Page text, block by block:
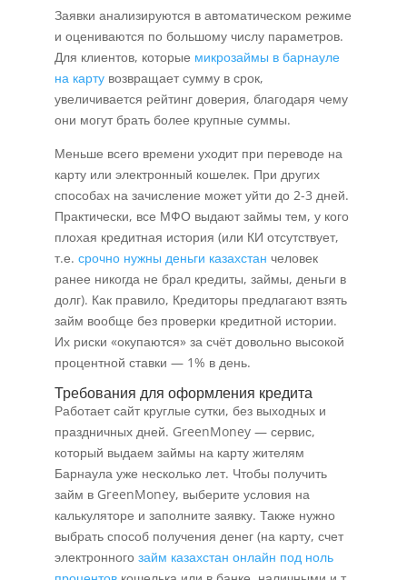
Заявки анализируются в автоматическом режиме
и оцениваются по большому числу параметров.
Для клиентов, которые микрозаймы в барнауле
на картувозвращает сумму в срок,
увеличивается рейтинг доверия, благодаря чему
они могут брать более крупные суммы.
Меньше всего времени уходит при переводе на
карту или электронный кошелек. При других
способах на зачисление может уйти до 2-3 дней.
Практически, все МФО выдают займы тем, у кого
плохая кредитная история (или КИ отсутствует,
т.е. срочно нужны деньги казахстан человек
ранее никогда не брал кредиты, займы, деньги в
долг). Как правило, Кредиторы предлагают взять
займ вообще без проверки кредитной истории.
Их риски «окупаются» за счёт довольно высокой
процентной ставки — 1% в день.
Требования для оформления кредита
Работает сайт круглые сутки, без выходных и
праздничных дней. GreenMoney — сервис,
который выдаем займы на карту жителям
Барнаула уже несколько лет. Чтобы получить
займ в GreenMoney, выберите условия на
калькуляторе и заполните заявку. Также нужно
выбрать способ получения денег (на карту, счет
электронного займ казахстан онлайн под ноль